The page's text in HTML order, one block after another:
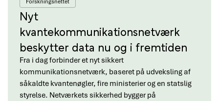
Forskningsnettet
Nyt
kvantekommunikationsnetværk
beskytter data nu og i fremtiden
Fra i dag forbinder et nyt sikkert
kommunikationsnetværk, baseret på udveksling af
såkaldte kvantenøgler, fire ministerier og en statslig
styrelse. Netværkets sikkerhed bygger på